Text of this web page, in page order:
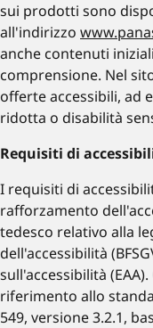
sui prodotti sono
all'indirizzo
anche contenuti
comprensione. Nel
offerte accessibili, ad
ridotta o disabilità
Requisiti di
I requisiti di
rafforzamento
tedesco relativo alla
dell'accessibilità
sull'accessibilità
riferimento allo
549, versione 3.2.1,